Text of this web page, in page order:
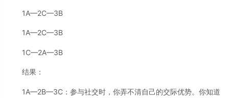
1A—2C—3B
1A—2C—3B
1C—2A—3B
结果：
1A—2B—3C：参与社交时，你弄不清自己的交际优势。你知道